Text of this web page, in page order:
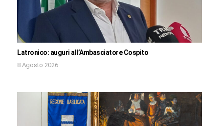
Latronico: auguri all’Ambasciatore Cospito
8 Agosto 2026